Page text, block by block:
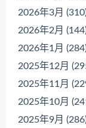
2026年3月
2026年2月
2026年1月
2025年12月
2025年11月
2025年10月
2025年9月